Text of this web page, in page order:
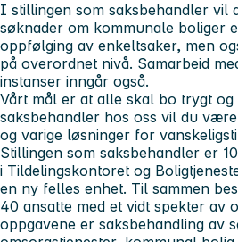
I stillingen som saksbehandler vil
søknader om kommunale boliger
oppfølging av enkeltsaker, men
på overordnet nivå. Samarbeid
instanser inngår også.
Vårt mål er at alle skal bo trygt og
saksbehandler hos oss vil du
og varige løsninger for
Stillingen som saksbehandler er
i Tildelingskontoret og
en ny felles enhet. Til sammen
40 ansatte med et vidt spekter av
oppgavene er saksbehandling av